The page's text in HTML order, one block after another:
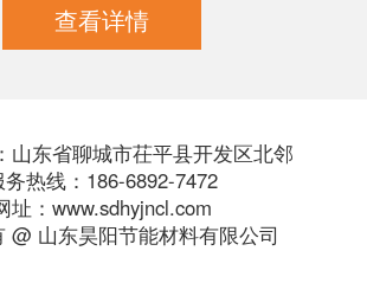
查看详情
山东省聊城市茌平县开发区北邻
务热线：186-6892-7472
址：www.sdhyjncl.com
@ 山东昊阳节能材料有限公司